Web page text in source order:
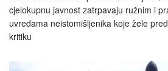
cjelokupnu javnost zatrpavaju ružnim i
uvredama neistomišljenika koje žele
kritiku